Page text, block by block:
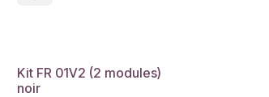
Kit FR 01V2 (2 modules)
noir